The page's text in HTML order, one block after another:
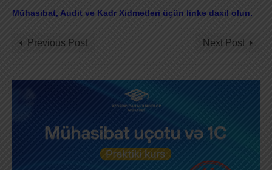
Mühasibat, Audit və Kadr Xidmətləri üçün linkə daxil olun.
Previous Post Next Post